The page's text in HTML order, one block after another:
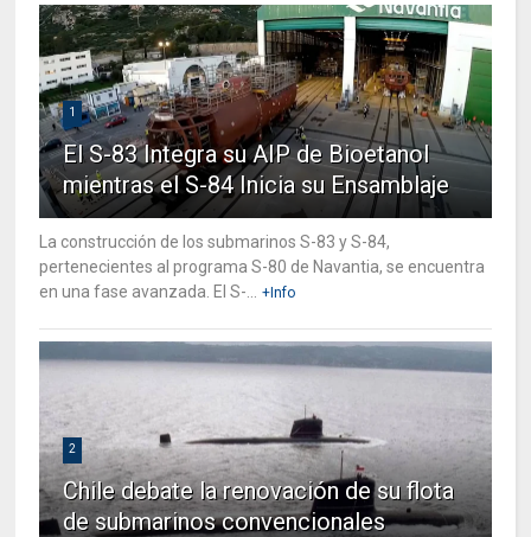
1
El S-83 Integra su AIP de Bioetanol
mientras el S-84 Inicia su Ensamblaje
La construcción de los submarinos S-83 y S-84,
pertenecientes al programa S-80 de Navantia, se encuentra
en una fase avanzada. El S-...
+Info
2
Chile debate la renovación de su flota
de submarinos convencionales